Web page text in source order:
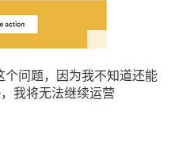
问题，因为我不知道还能
我将无法继续运营